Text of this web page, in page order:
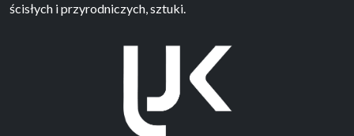
ścisłych i przyrodniczych, sztuki.